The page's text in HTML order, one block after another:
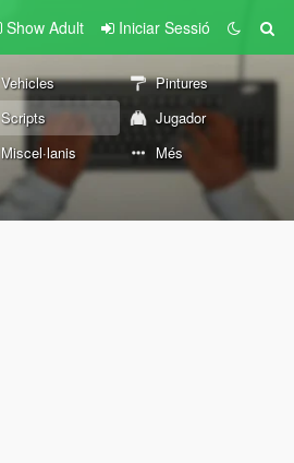
Show Adult Iniciar Sessió
Vehicles
Pintures
Scripts
Jugador
Miscel·lanis Més